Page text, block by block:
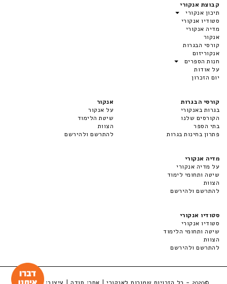
קבוצת אנקורי
תיכון אנקורי
סטודיו אנקורי
מדיה אנקורי
אנקור
קורסי הבגרות
אנקוריזום
חנות הספרים
על אודות
יום הזכרון
קורסי הבגרות
בגרות באנקורי
הקורסים שלנו
בתי הספר
פתרון בחינות בגרות
אנקור
על אנקור
שיטת הלימוד
הצוות
להתרשם ולהירשם
מדיה אנקורי
על מדיה אנקורי
שיטה ותחומי לימוד
הצוות
להתרשם ולהירשם
סטודיו אנקורי
סטודיו אנקורי
שיטה ותחומי הלימוד
הצוות
להתרשם ולהירשם